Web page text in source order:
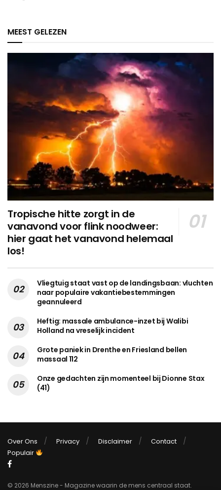
MEEST GELEZEN
Tropische hitte zorgt in de
vanavond voor flink noodweer:
hier gaat het vanavond helemaal
los!
Vliegtuig staat vast op de landingsbaan: vluchten
naar populaire vakantiebestemmingen
geannuleerd
Heftig: massale ambulance-inzet bij Walibi
Holland na vreselijk incident
Grote paniek in Drenthe en Friesland bellen
massaal 112
Onze gedachten zijn momenteel bij Dionne Stax
(41)
Over Ons Privacy Disclaimer
Contact
Populair
© 2026 Menszine - Magazine waarin de mens centraal staat.